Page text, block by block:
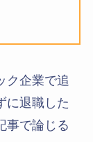
ク企業で追
に退職した
事で論じる